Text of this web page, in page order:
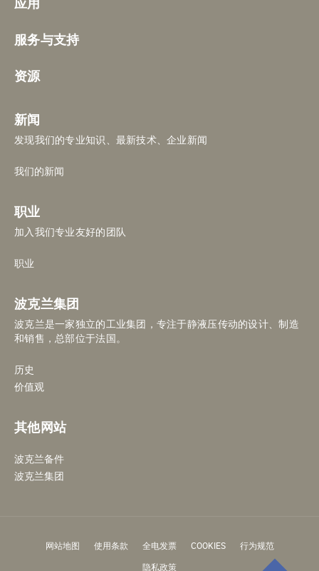
服务与支持
资源
新闻
发现我们的专业知识、最新技术、企业新闻
我们的新闻
职业
加入我们专业友好的团队
职业
波克兰集团
波克兰是一家独立的工业集团，专注于静液压传动的设计、制造
和销售，总部位于法国。
历史
价值观
其他网站
波克兰备件
波克兰集团
网站地图 使用条款 全电发票 COOKIES
行为规范
隐私政策